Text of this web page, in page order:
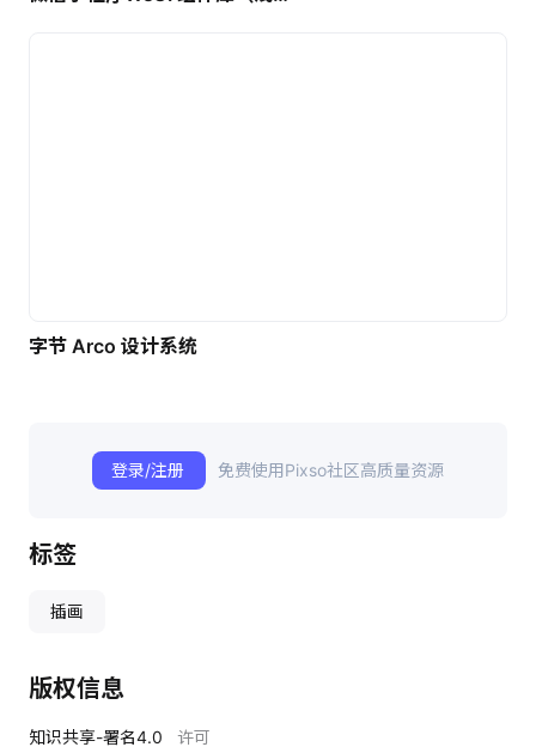
字节 Arco 设计系统
登录/注册 免费使用Pixso社区高质量资源
标签
插画
版权信息
知识共享-署名4.0 许可